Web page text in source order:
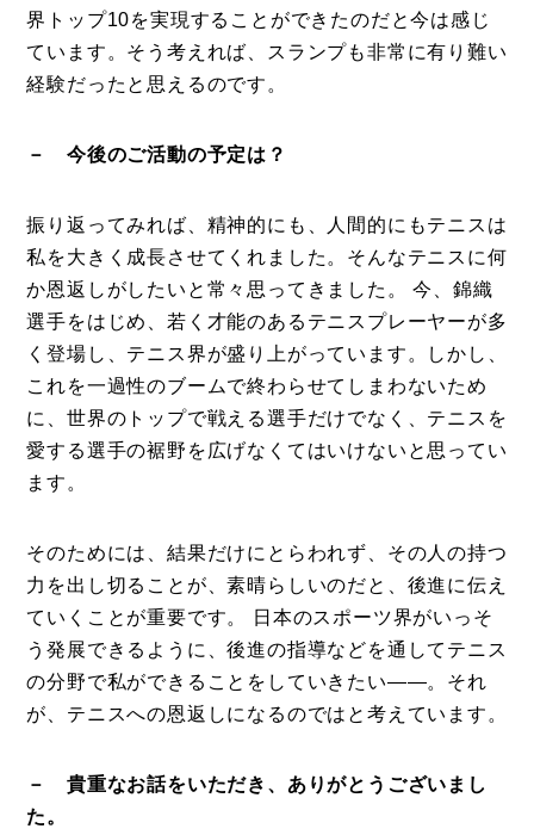
界トップ10を実現することができたのだと今は感じ
ています。そう考えれば、スランプも非常に有り難い
経験だったと思えるのです。
－ 今後のご活動の予定は？
振り返ってみれば、精神的にも、人間的にもテニスは
私を大きく成長させてくれました。そんなテニスに何
か恩返しがしたいと常々思ってきました。 今、錦織
選手をはじめ、若く才能のあるテニスプレーヤーが多
く登場し、テニス界が盛り上がっています。しかし、
これを一過性のブームで終わらせてしまわないため
に、世界のトップで戦える選手だけでなく、テニスを
愛する選手の裾野を広げなくてはいけないと思ってい
ます。
そのためには、結果だけにとらわれず、その人の持つ
力を出し切ることが、素晴らしいのだと、後進に伝え
ていくことが重要です。 日本のスポーツ界がいっそ
う発展できるように、後進の指導などを通してテニス
の分野で私ができることをしていきたい――。それ
が、テニスへの恩返しになるのではと考えています。
－ 貴重なお話をいただき、ありがとうございまし
た。